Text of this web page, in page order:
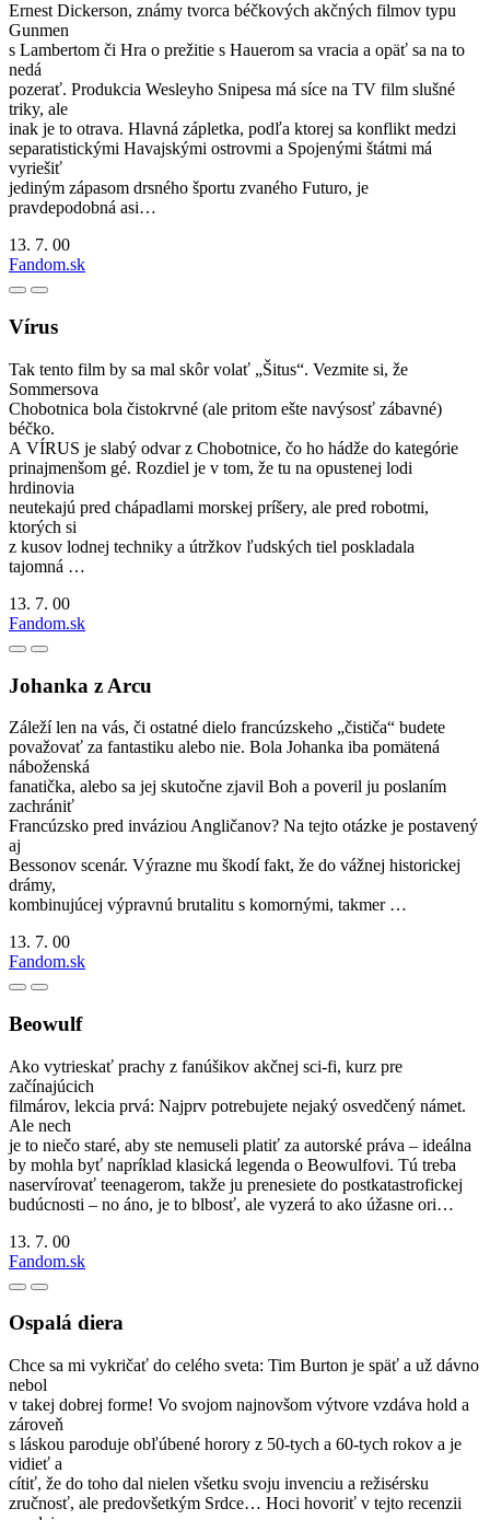
Ernest Dickerson, známy tvorca béčkových akčných filmov typu
Gunmen
s Lambertom či Hra o prežitie s Hauerom sa vracia a opäť sa na to
nedá
pozerať. Produkcia Wesleyho Snipesa má síce na TV film slušné
triky, ale
inak je to otrava. Hlavná zápletka, podľa ktorej sa konflikt medzi
separatistickými Havajskými ostrovmi a Spojenými štátmi má
vyriešiť
jediným zápasom drsného športu zvaného Futuro, je
pravdepodobná asi…
13. 7. 00
Fandom.sk
Vírus
Tak tento film by sa mal skôr volať „Šitus“. Vezmite si, že
Sommersova
Chobotnica bola čistokrvné (ale pritom ešte navýsosť zábavné)
béčko.
A VÍRUS je slabý odvar z Chobotnice, čo ho hádže do kategórie
prinajmenšom gé. Rozdiel je v tom, že tu na opustenej lodi
hrdinovia
neutekajú pred chápadlami morskej príšery, ale pred robotmi,
ktorých si
z kusov lodnej techniky a útržkov ľudských tiel poskladala
tajomná …
13. 7. 00
Fandom.sk
Johanka z Arcu
Záleží len na vás, či ostatné dielo francúzskeho „čističa“ budete
považovať za fantastiku alebo nie. Bola Johanka iba pomätená
náboženská
fanatička, alebo sa jej skutočne zjavil Boh a poveril ju poslaním
zachrániť
Francúzsko pred inváziou Angličanov? Na tejto otázke je postavený
aj
Bessonov scenár. Výrazne mu škodí fakt, že do vážnej historickej
drámy,
kombinujúcej výpravnú brutalitu s komornými, takmer …
13. 7. 00
Fandom.sk
Beowulf
Ako vytrieskať prachy z fanúšikov akčnej sci-fi, kurz pre
začínajúcich
filmárov, lekcia prvá: Najprv potrebujete nejaký osvedčený námet.
Ale nech
je to niečo staré, aby ste nemuseli platiť za autorské práva – ideálna
by mohla byť napríklad klasická legenda o Beowulfovi. Tú treba
naservírovať teenagerom, takže ju prenesiete do postkatastrofickej
budúcnosti – no áno, je to blbosť, ale vyzerá to ako úžasne ori…
13. 7. 00
Fandom.sk
Ospalá diera
Chce sa mi vykričať do celého sveta: Tim Burton je späť a už dávno
nebol
v takej dobrej forme! Vo svojom najnovšom výtvore vzdáva hold a
zároveň
s láskou paroduje obľúbené horory z 50-tych a 60-tych rokov a je
vidieť a
cítiť, že do toho dal nielen všetku svoju invenciu a režisérsku
zručnosť, ale predovšetkým Srdce… Hoci hovoriť v tejto recenzii